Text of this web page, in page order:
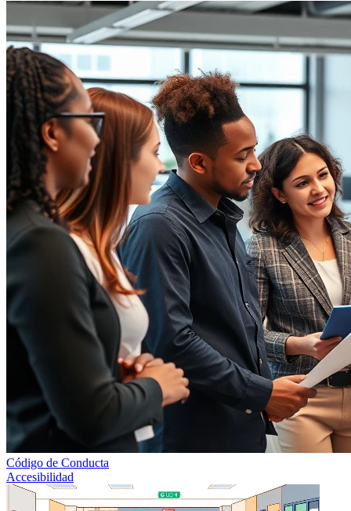
Código de Conducta
Accesibilidad